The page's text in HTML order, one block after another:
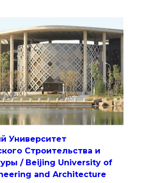
Университет
Строительства и
/ Beijing University of
and Architecture